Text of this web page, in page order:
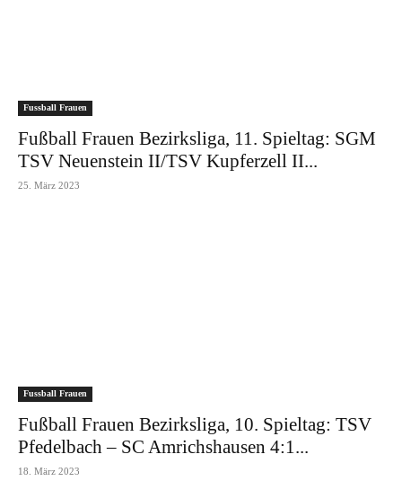
Fussball Frauen
Fußball Frauen Bezirksliga, 11. Spieltag: SGM
TSV Neuenstein II/TSV Kupferzell II...
25. März 2023
Fussball Frauen
Fußball Frauen Bezirksliga, 10. Spieltag: TSV
Pfedelbach – SC Amrichshausen 4:1...
18. März 2023